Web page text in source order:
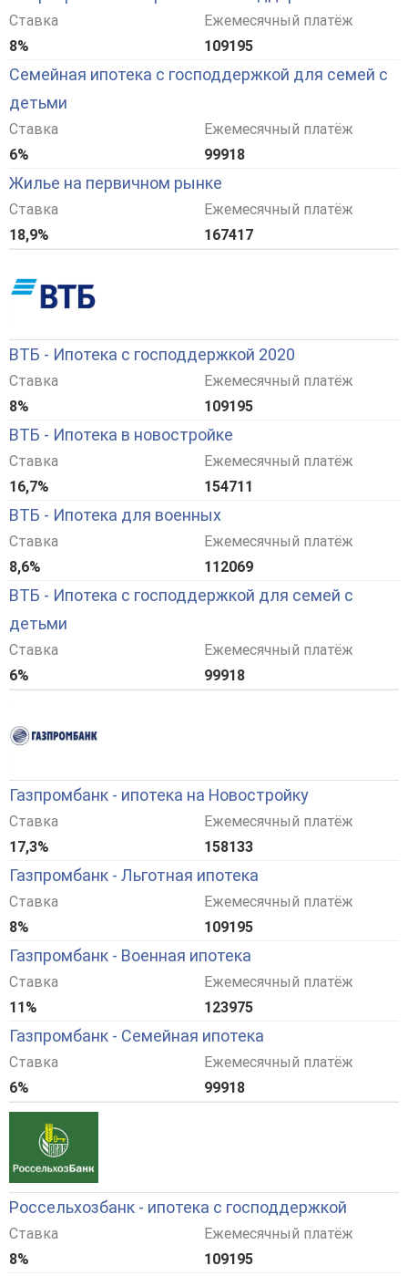
Ставка
8%
Ежемесячный платёж
109195
Семейная ипотека с господдержкой для семей с
детьми
Ставка
6%
Ежемесячный платёж
99918
Жилье на первичном рынке
Ставка
18,9%
Ежемесячный платёж
167417
ВТБ - Ипотека с господдержкой 2020
Ставка
8%
Ежемесячный платёж
109195
ВТБ - Ипотека в новостройке
Ставка
16,7%
Ежемесячный платёж
154711
ВТБ - Ипотека для военных
Ставка
8,6%
Ежемесячный платёж
112069
ВТБ - Ипотека с господдержкой для семей с
детьми
Ставка
6%
Ежемесячный платёж
99918
Газпромбанк - ипотека на Новостройку
Ставка
17,3%
Ежемесячный платёж
158133
Газпромбанк - Льготная ипотека
Ставка
8%
Ежемесячный платёж
109195
Газпромбанк - Военная ипотека
Ставка
11%
Ежемесячный платёж
123975
Газпромбанк - Семейная ипотека
Ставка
6%
Ежемесячный платёж
99918
Россельхозбанк - ипотека с господдержкой
Ставка
8%
Ежемесячный платёж
109195